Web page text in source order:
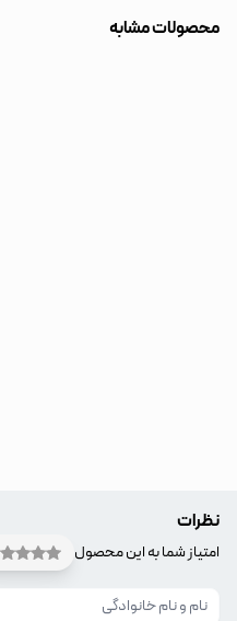
محصولات مشابه
نظرات
امتیاز شما به این محصول